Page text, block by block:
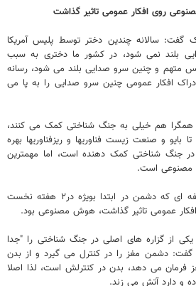
روی افکار عمومی تاثیر گذاشت
گفت: سالانه چندین دختر توسط پلیس آمریکا
بلند نمی شود، در کشور ما دختری به سبب
متهم و چنین سرو صدایی بلند می شود، رسانه
افکار عمومی چنین سرو صدایی را به پا می
همگرا هم خیلی به جنگ شناختی کمک می کنند،
تا بایو و صنعت زیست فناوریها و ریزفناوریها بهره
جنگ شناختی کمک دهنده است، اما مهمترین
مصنوعی است.
وی اظهار داشت: مهمترین مولفه ای که دشمن در ابتدا بویژه در۲ هفته نخست
عمومی تاثیر گذاشت، هوش مصنوعی بود.
یکی از گزاره های اصلی در جنگ شناختی را "جدا
دشمن مغز را در کنترل می گیرد و از بدن
فرمان می دهد، بدن در کنترلش است، لذا اصلا
و دارد آتش می زند.